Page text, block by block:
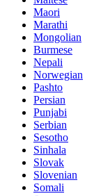
Maori
Marathi
Mongolian
Burmese
Nepali
Norwegian
Pashto
Persian
Punjabi
Serbian
Sesotho
Sinhala
Slovak
Slovenian
Somali